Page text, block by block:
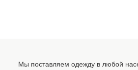
Мы поставляем одежду в любой